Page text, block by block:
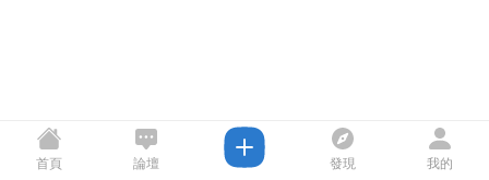
首頁 論壇 發現 我的